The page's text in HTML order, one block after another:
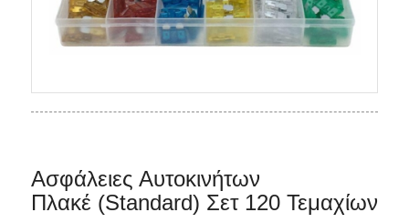
Ασφάλειες Αυτοκινήτων
Πλακέ (Standard) Σετ 120 Τεμαχίων